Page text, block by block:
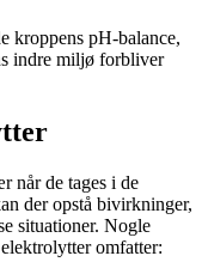
kroppens pH-balance,
indre miljø forbliver
når de tages i de
der opstå bivirkninger,
situationer. Nogle
omfatter: